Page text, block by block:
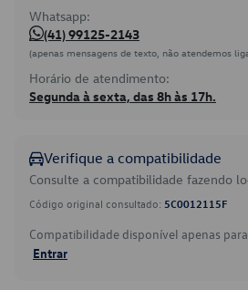
Whatsapp:
(41) 99125-2143
(apenas mensagens de texto, não atendemos
Horário de atendimento:
Segunda à sexta, das 8h às 17h.
Verifique a compatibilidade
Consulte a compatibilidade fazendo
Código original consultado: 5C0012115F
Compatibilidade disponível apenas
Entrar